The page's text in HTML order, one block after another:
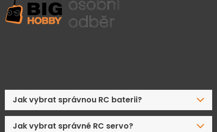
Jak vybrat správnou RC baterii?
Jak vybrat správné RC servo?